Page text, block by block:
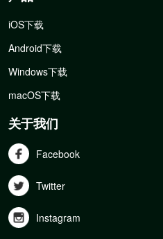
iOS下载
Android下载
Windows下载
macOS下载
关于我们
Facebook
Twitter
Instagram